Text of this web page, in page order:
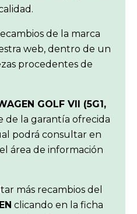
de la marca
web, dentro de un
procedentes de
GOLF VII (5G1,
de la garantía ofrecida
podrá consultar en
área de información
más recambios del
clicando en la ficha